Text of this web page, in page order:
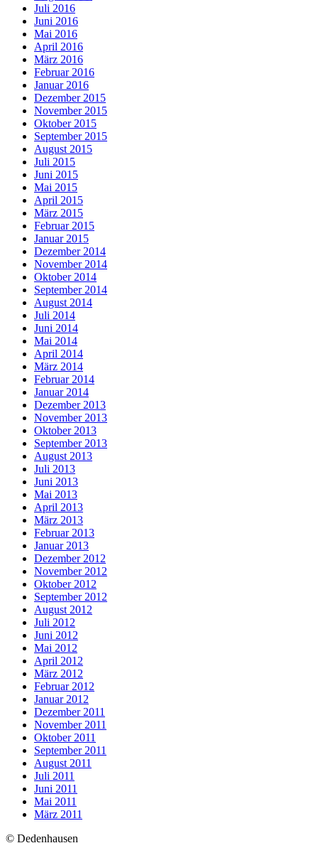
Juli 2016
Juni 2016
Mai 2016
April 2016
März 2016
Februar 2016
Januar 2016
Dezember 2015
November 2015
Oktober 2015
September 2015
August 2015
Juli 2015
Juni 2015
Mai 2015
April 2015
März 2015
Februar 2015
Januar 2015
Dezember 2014
November 2014
Oktober 2014
September 2014
August 2014
Juli 2014
Juni 2014
Mai 2014
April 2014
März 2014
Februar 2014
Januar 2014
Dezember 2013
November 2013
Oktober 2013
September 2013
August 2013
Juli 2013
Juni 2013
Mai 2013
April 2013
März 2013
Februar 2013
Januar 2013
Dezember 2012
November 2012
Oktober 2012
September 2012
August 2012
Juli 2012
Juni 2012
Mai 2012
April 2012
März 2012
Februar 2012
Januar 2012
Dezember 2011
November 2011
Oktober 2011
September 2011
August 2011
Juli 2011
Juni 2011
Mai 2011
März 2011
© Dedenhausen